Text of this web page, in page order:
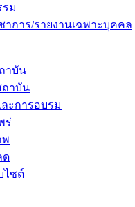
ม
าการ/รายงานเฉพาะบุคคล
าบัน
ถาบัน
ะการอบรม
ร่
พ
ด
ไซต์